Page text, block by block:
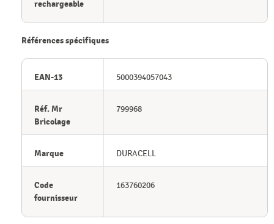
rechargeable
Références spécifiques
EAN-13 5000394057043
Réf. Mr
Bricolage
799968
Marque DURACELL
Code
fournisseur
163760206